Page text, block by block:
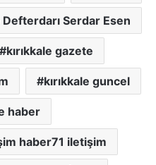
Defterdarı Serdar Esen
kırıkkale gazete
kırıkkale guncel
haber
haber71 iletişim